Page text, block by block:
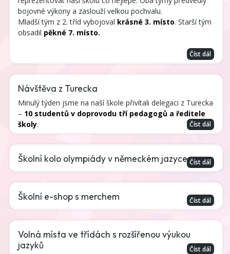
bojovné výkony a zaslouží velkou pochvalu.
Mladší tým z 2. tříd vybojoval krásné 3. místo. Starší tým
obsadil pěkné 7. místo.
Číst dál
Návštěva z Turecka
Minulý týden jsme na naší škole přivítali delegaci z Turecka
– 10 studentů v doprovodu tří pedagogů a ředitele
školy. Číst dál
Školní kolo olympiády v německém jazyce Číst dál
Školní e-shop s merchem Číst dál
Volná místa ve třídách s rozšířenou výukou
jazyků
Číst dál